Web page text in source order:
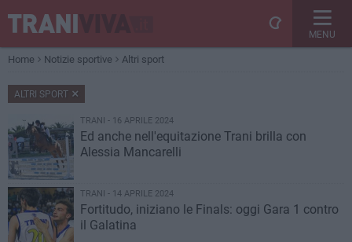
MENU
Home Notizie sportive Altri sport
ALTRI SPORT
TRANI - 16 APRILE 2024
Ed anche nell'equitazione Trani brilla con
Alessia Mancarelli
TRANI - 14 APRILE 2024
Fortitudo, iniziano le Finals: oggi Gara 1 contro
il Galatina